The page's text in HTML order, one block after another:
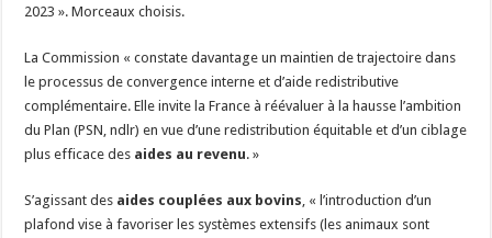
2023 ». Morceaux choisis.
La Commission « constate davantage un maintien de trajectoire dans
le processus de convergence interne et d’aide redistributive
complémentaire. Elle invite la France à réévaluer à la hausse l’ambition
du Plan (PSN, ndlr) en vue d’une redistribution équitable et d’un ciblage
plus efficace des aides au revenu. »
S’agissant des aides couplées aux bovins, « l’introduction d’un
plafond vise à favoriser les systèmes extensifs (les animaux sont